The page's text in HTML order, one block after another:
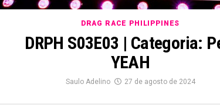
DRAG RACE PHILIPPINES
DRPH S03E03 | Categoria:
YEAH
Saulo Adelino 27 de agosto de 2024